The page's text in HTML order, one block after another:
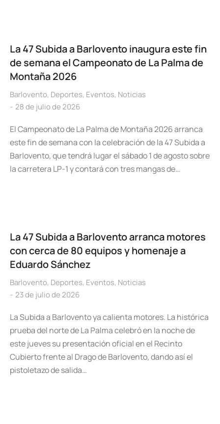
La 47 Subida a Barlovento inaugura este fin
de semana el Campeonato de La Palma de
Montaña 2026
Barlovento, Deportes, Eventos, Noticias
28 de julio de 2026
El Campeonato de La Palma de Montaña 2026 arranca
este fin de semana con la celebración de la 47 Subida a
Barlovento, que tendrá lugar el sábado 1 de agosto sobre
la carretera LP-1 y contará con tres mangas de…
La 47 Subida a Barlovento arranca motores
con cerca de 80 equipos y homenaje a
Eduardo Sánchez
Barlovento, Deportes, Eventos, Noticias
23 de julio de 2026
La Subida a Barlovento ya calienta motores. La histórica
prueba del norte de La Palma celebró en la noche de
este jueves su presentación oficial en el Recinto
Cubierto frente al Drago de Barlovento, dando así el
pistoletazo de salida…